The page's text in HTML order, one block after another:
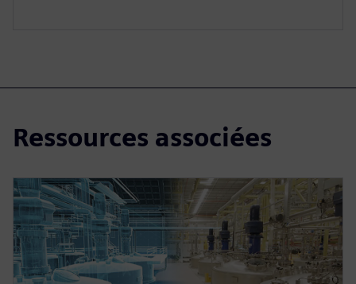
Ressources associées